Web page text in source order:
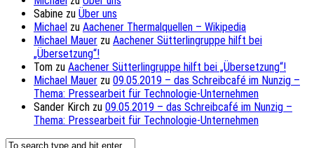
Sabine zu Über uns
Michael zu Aachener Thermalquellen – Wikipedia
Michael Mauer zu Aachener Sütterlingruppe hilft bei
„Übersetzung“!
Tom zu Aachener Sütterlingruppe hilft bei „Übersetzung“!
Michael Mauer zu 09.05.2019 – das Schreibcafé im Nunzig –
Thema: Pressearbeit für Technologie-Unternehmen
Sander Kirch zu 09.05.2019 – das Schreibcafé im Nunzig –
Thema: Pressearbeit für Technologie-Unternehmen